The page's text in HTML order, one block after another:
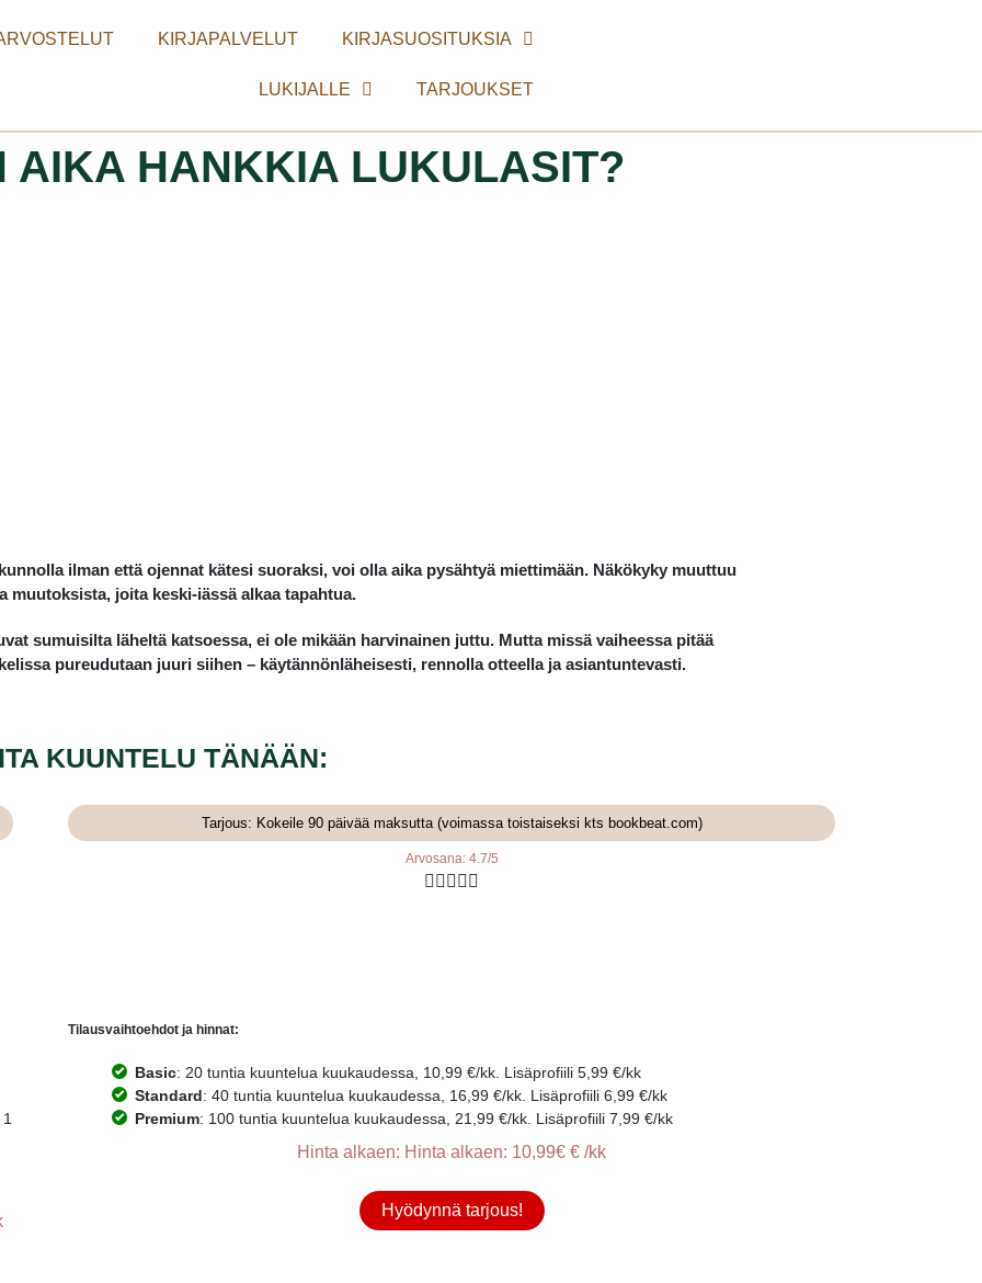
KIRJAPALVELUT KIRJASUOSITUKSIA
LUKIJALLE TARJOUKSET
AIKA HANKKIA LUKULASIT?
ilman että ojennat kätesi suoraksi, voi olla aika pysähtyä miettimään. Näkökyky muuttuu
joita keski-iässä alkaa tapahtua.
sumuisilta läheltä katsoessa, ei ole mikään harvinainen juttu. Mutta missä vaiheessa pitää
pureudutaan juuri siihen – käytännönläheisesti, rennolla otteella ja asiantuntevasti.
KUUNTELU TÄNÄÄN:
Tarjous: Kokeile 90 päivää maksutta (voimassa toistaiseksi kts bookbeat.com)
Arvosana: 4.7/5
    
Tilausvaihtoehdot ja hinnat:
Basic: 20 tuntia kuuntelua kuukaudessa, 10,99 €/kk. Lisäprofiili 5,99 €/kk
Standard: 40 tuntia kuuntelua kuukaudessa, 16,99 €/kk. Lisäprofiili 6,99 €/kk
Premium: 100 tuntia kuuntelua kuukaudessa, 21,99 €/kk. Lisäprofiili 7,99 €/kk
Hinta alkaen: Hinta alkaen: 10,99€ € /kk
Hyödynnä tarjous!